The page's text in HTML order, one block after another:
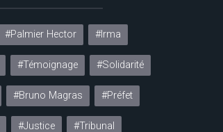
#Palmier Hector #Irma
#Témoignage #Solidarité
#Bruno Magras #Préfet
#Justice #Tribunal